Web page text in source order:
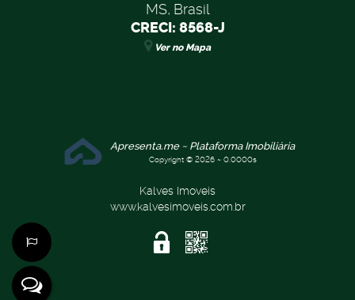
MS, Brasil
CRECI: 8568-J
Ver no Mapa
Apresenta.me ~ Plataforma Imobiliária
Copyright © 2026 ~ 0.0000s
Kalves Imoveis
www.kalvesimoveis.com.br